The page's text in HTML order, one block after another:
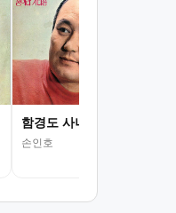
함경도 사나이
손인호